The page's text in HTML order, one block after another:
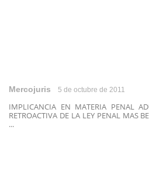
Mercojuris 5 de octubre de 2011
IMPLICANCIA EN MATERIA PENAL
RETROACTIVA DE LA LEY PENAL MAS
...